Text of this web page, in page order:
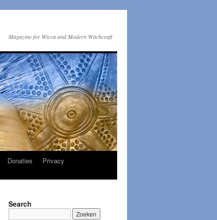
Magazine for Wicca and Modern Witchcraft
Donaties Privacy
Search